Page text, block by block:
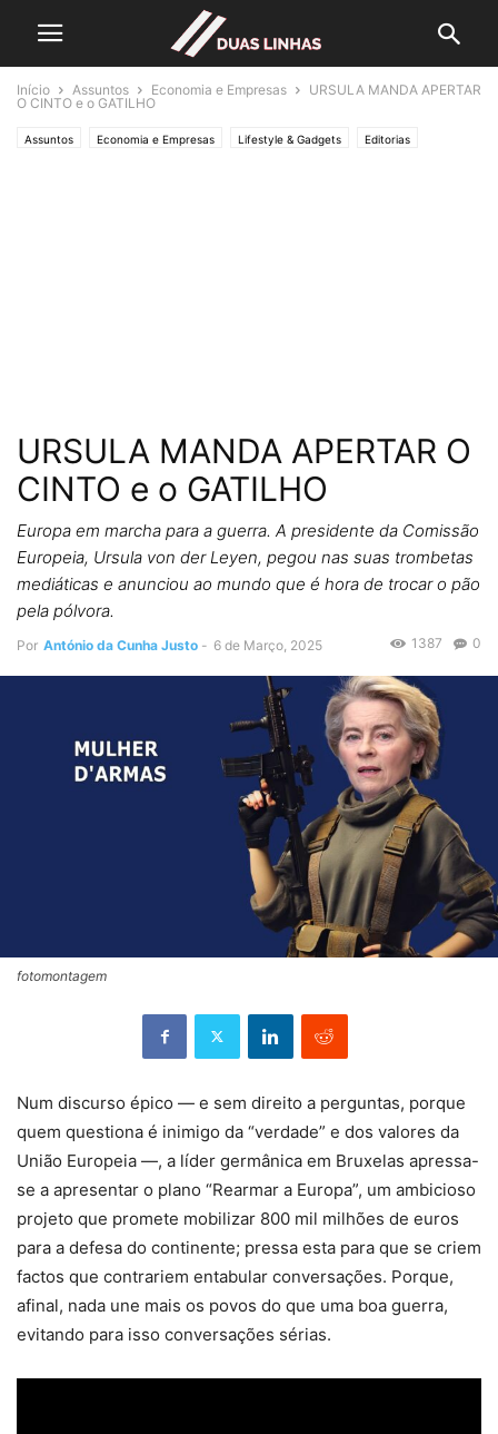
Início Assuntos Economia e Empresas
URSULA MANDA APERTAR
O CINTO e o GATILHO
Assuntos Economia e Empresas Lifestyle & Gadgets Editorias
URSULA MANDA APERTAR O
CINTO e o GATILHO
Europa em marcha para a guerra. A presidente da Comissão
Europeia, Ursula von der Leyen, pegou nas suas trombetas
mediáticas e anunciou ao mundo que é hora de trocar o pão
pela pólvora.
Por António da Cunha Justo - 6 de Março, 2025 0
1387
fotomontagem
Num discurso épico — e sem direito a perguntas, porque
quem questiona é inimigo da “verdade” e dos valores da
União Europeia —, a líder germânica em Bruxelas apressa-
se a apresentar o plano “Rearmar a Europa”, um ambicioso
projeto que promete mobilizar 800 mil milhões de euros
para a defesa do continente; pressa esta para que se criem
factos que contrariem entabular conversações. Porque,
afinal, nada une mais os povos do que uma boa guerra,
evitando para isso conversações sérias.